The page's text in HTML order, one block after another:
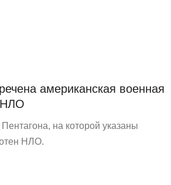
американская военная
НЛО
на которой указаны
НЛО.